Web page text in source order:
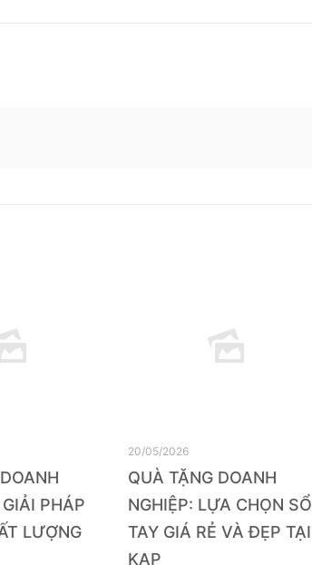
PHÁP
LƯỢNG
20/05/2026
QUÀ TẶNG DOANH
NGHIỆP: LỰA CHỌN SỔ
TAY GIÁ RẺ VÀ ĐẸP TẠI
KAP